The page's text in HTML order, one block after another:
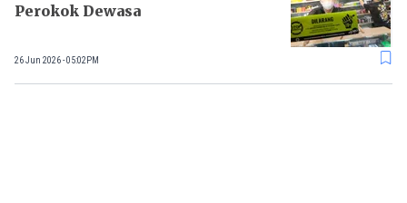
Perokok Dewasa
26 Jun 2026 - 05:02PM